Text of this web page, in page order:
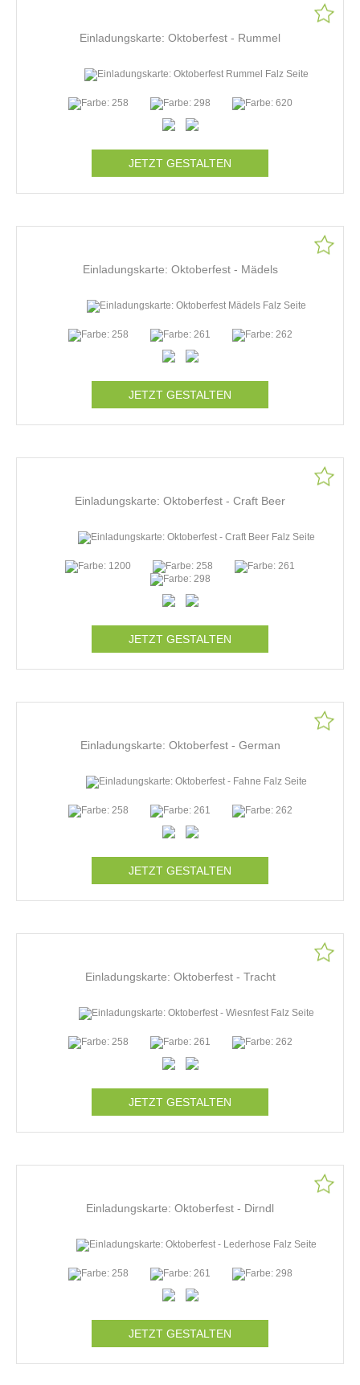
Einladungskarte: Oktoberfest - Rummel
JETZT GESTALTEN
Einladungskarte: Oktoberfest - Mädels
JETZT GESTALTEN
Einladungskarte: Oktoberfest - Craft Beer
JETZT GESTALTEN
Einladungskarte: Oktoberfest - German
JETZT GESTALTEN
Einladungskarte: Oktoberfest - Tracht
JETZT GESTALTEN
Einladungskarte: Oktoberfest - Dirndl
JETZT GESTALTEN